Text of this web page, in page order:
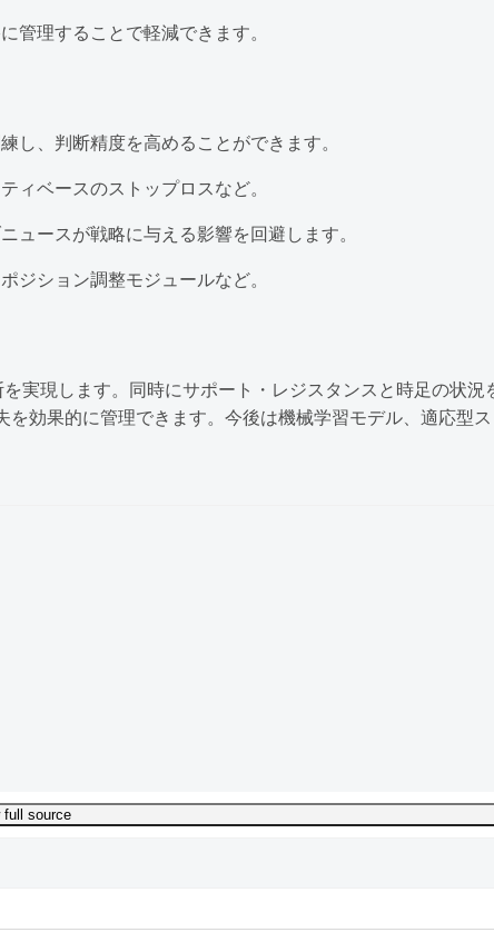
理することで軽減できます。
、判断精度を高めることができます。
ベースのストップロスなど。
ースが戦略に与える影響を回避します。
ション調整モジュールなど。
実現します。同時にサポート・レジスタンスと時足の状況
効果的に管理できます。今後は機械学習モデル、適応型
full source